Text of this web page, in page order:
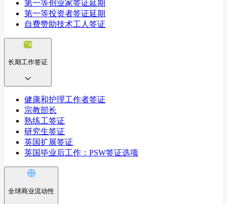
第一等创业家签证延期
第一等投资者签证延期
自费赞助技术工人签证
长期工作签证
健康和护理工作者签证
宗教部长
熟练工签证
研究生签证
英国扩展签证
英国毕业后工作：PSW签证选项
全球商业流动性